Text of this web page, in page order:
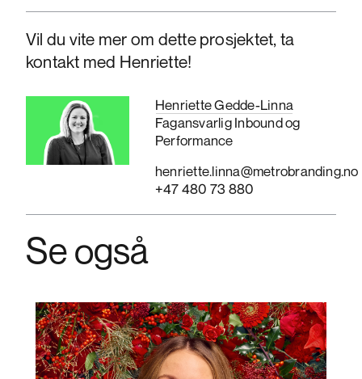
Vil du vite mer om dette prosjektet, ta
kontakt med Henriette!
Henriette Gedde-Linna
Fagansvarlig Inbound og
Performance
henriette.linna@metrobranding.no
+47 480 73 880
Se også